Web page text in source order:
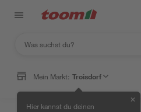
Mein Markt: Troisdorf
Hier kannst du deinen
✕